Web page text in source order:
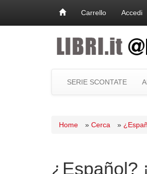
Carrello Accedi
SERIE SCONTATE
Home » Cerca »
¿Español?